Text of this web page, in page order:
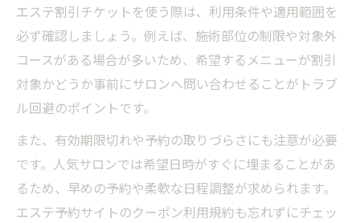
エステ割引チケットを使う際は、利用条件や適用範囲を
必ず確認しましょう。例えば、施術部位の制限や対象外
コースがある場合が多いため、希望するメニューが割引
対象かどうか事前にサロンへ問い合わせることがトラブ
ル回避のポイントです。
また、有効期限切れや予約の取りづらさにも注意が必要
です。人気サロンでは希望日時がすぐに埋まることがあ
るため、早めの予約や柔軟な日程調整が求められます。
エステ予約サイトのクーポン利用規約も忘れずにチェッ